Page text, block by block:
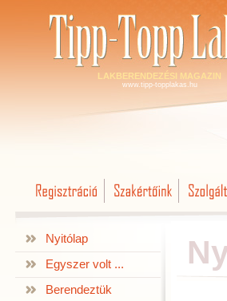
LAKBERENDEZÉSI MAGAZIN
www.tipp-topplakas.hu
Nyitólap
Egyszer volt ...
Berendeztük